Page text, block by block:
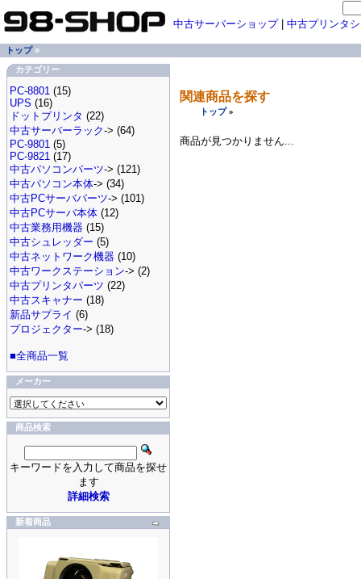
関連商品を探す
トップ»
商品が見つかりません...
中古サーバーショップ| 中古プリンタ
トップ»
カテゴリー
PC-8801 (15)
UPS (16)
ドットプリンタ (22)
中古サーバーラック-> (64)
PC-9801 (5)
PC-9821 (17)
中古パソコンパーツ-> (121)
中古パソコン本体-> (34)
中古PCサーバパーツ-> (101)
中古PCサーバ本体 (12)
中古業務用機器 (15)
中古シュレッダー (5)
中古ネットワーク機器 (10)
中古ワークステーション-> (2)
中古プリンタパーツ (22)
中古スキャナー (18)
新品サプライ (6)
プロジェクター-> (18)
■全商品一覧
メーカー
商品検索
キーワードを入力して商品を探せ
ます
詳細検索
新着商品